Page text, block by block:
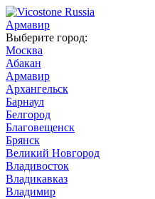
Армавир
Выберите город:
Москва
Абакан
Армавир
Архангельск
Барнаул
Белгород
Благовещенск
Брянск
Великий Новгород
Владивосток
Владикавказ
Владимир